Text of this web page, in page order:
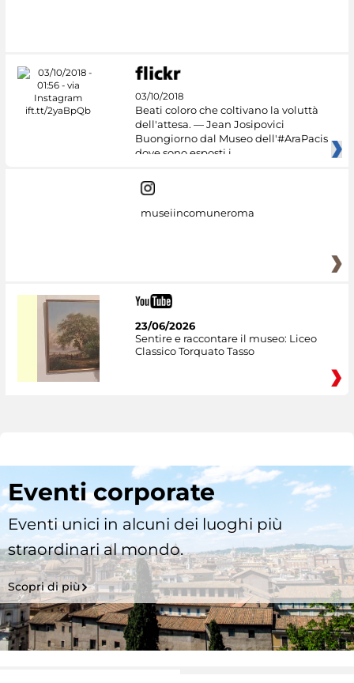
03/10/2018
Beati coloro che coltivano la voluttà
dell'attesa. — Jean Josipovici
Buongiorno dal Museo dell'#AraPacis
dove sono esposti i
museiincomuneroma
23/06/2026
Sentire e raccontare il museo: Liceo
Classico Torquato Tasso
Eventi corporate
Eventi unici in alcuni dei luoghi più
straordinari al mondo.
Scopri di più